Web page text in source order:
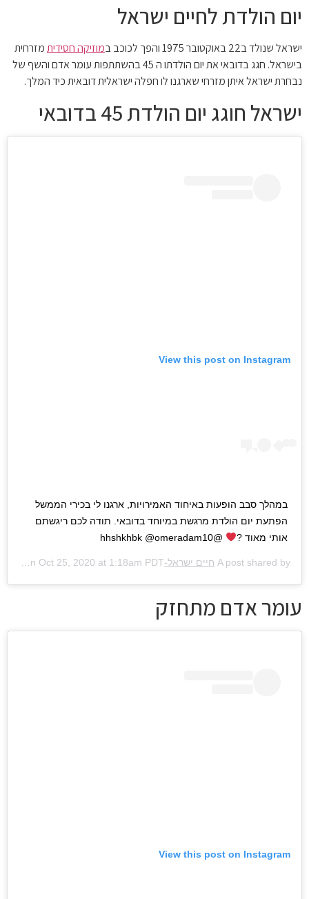
יום הולדת לחיים ישראל
ישראל שנולד ב22 באוקטובר 1975 והפך לכוכב ב מוזיקה חסידיתמזרחית
בישראל. חגג בדובאי את יום הולדתו ה 45 בהשתתפות עומר אדם והשף של
נבחרת ישראל איתן מזרחי שארגנו לו חפלה ישראלית דובאית כיד המלך.
ישראל חוגג יום הולדת 45 בדובאי
View this post on Instagram
במהלך סבב הופעות באיחוד האמירויות, ארגנו לי בכירי הממשל
הפתעת יום הולדת מרגשת במיוחד בדובאי. תודה לכם ריגשתם
אותי מאוד ?
@hhshkhbk @omeradam10
A post shared by חיים ישראל-Haim Israel (@haimisraelofficial) on Oct 25, 2020 at 1:18am PDT
עומר אדם מתחזק
View this post on Instagram